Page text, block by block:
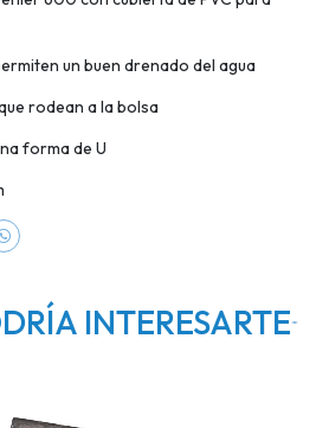
un buen drenado del agua
rodean a la bolsa
forma de U
INTERESARTE